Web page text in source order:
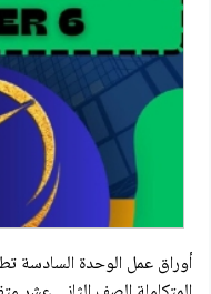
أوراق عمل الوحدة السادسة